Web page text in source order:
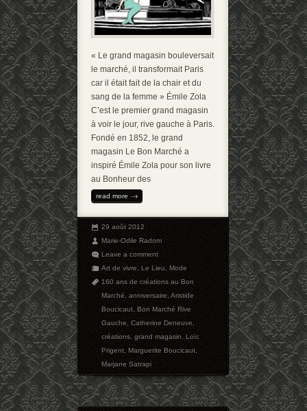
« Le grand magasin bouleversait
le marché, il transformait Paris
car il était fait de la chair et du
sang de la femme » Émile Zola
C’est le premier grand magasin
à voir le jour, rive gauche à Paris.
Fondé en 1852, le grand
magasin Le Bon Marché a
inspiré Émile Zola pour son livre
au Bonheur des
read more
29 août 2012
Marie-Odile Radom
Leave a comment
Art de vivre,Le Lieu,Mode
160 ans de créations au Bon
Marché,anniversaire,Aristide
Boucicaut,Bon Marché Rive
Gauche,Catherine Deneuve,
créations,grand magasin,Loïc
Prigent,Marguerite Boucicaut,
Marjane Satrapi